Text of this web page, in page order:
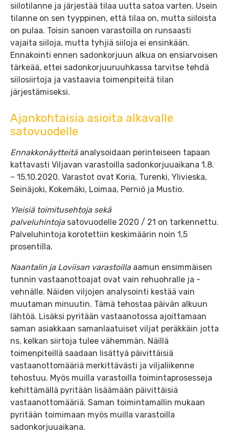
siilotilanne ja järjestää tilaa uutta satoa varten. Usein
tilanne on sen tyyppinen, että tilaa on, mutta siiloista
on pulaa. Toisin sanoen varastoilla on runsaasti
vajaita siiloja, mutta tyhjiä siiloja ei ensinkään.
Ennakointi ennen sadonkorjuun alkua on ensiarvoisen
tärkeää, ettei sadonkorjuuruuhkassa tarvitse tehdä
siilosiirtoja ja vastaavia toimenpiteitä tilan
järjestämiseksi.
Ajankohtaisia asioita alkavalle
satovuodelle
Ennakkonäytteitä analysoidaan perinteiseen tapaan
kattavasti Viljavan varastoilla sadonkorjuuaikana 1.8.
– 15.10.2020. Varastot ovat Koria, Turenki, Ylivieska,
Seinäjoki, Kokemäki, Loimaa, Perniö ja Mustio.
Yleisiä toimitusehtoja sekä
palveluhintoja satovuodelle 2020 / 21 on tarkennettu.
Palveluhintoja korotettiin keskimäärin noin 1,5
prosentilla.
Naantalin ja Loviisan varastoilla aamun ensimmäisen
tunnin vastaanottoajat ovat vain rehuohralle ja -
vehnälle. Näiden viljojen analysointi kestää vain
muutaman minuutin. Tämä tehostaa päivän alkuun
lähtöä. Lisäksi pyritään vastaanotossa ajoittamaan
saman asiakkaan samanlaatuiset viljat peräkkäin jotta
ns. kelkan siirtoja tulee vähemmän. Näillä
toimenpiteillä saadaan lisättyä päivittäisiä
vastaanottomääriä merkittävästi ja viljaliikenne
tehostuu. Myös muilla varastoilla toimintaprosesseja
kehittämällä pyritään lisäämään päivittäisiä
vastaanottomääriä. Saman toimintamallin mukaan
pyritään toimimaan myös muilla varastoilla
sadonkorjuuaikana.